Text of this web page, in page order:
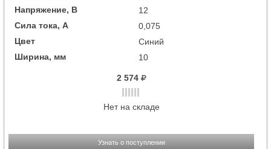
Напряжение, В
12
Сила тока, А
0,075
Цвет
Синий
Ширина, мм
10
2 574
Нет на складе
Узнать о поступлении